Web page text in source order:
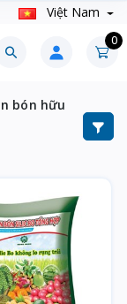
Việt Nam
0
bón hữu